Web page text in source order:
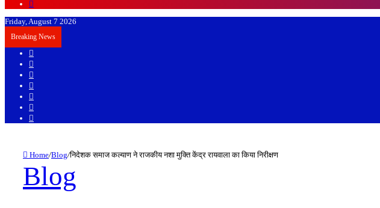
Article
Friday, August 7 2026
Breaking News
Home/Blog/निदेशक समाज कल्याण ने राजकीय नशा मुक्ति केंद्र रायवाला का किया निरीक्षण
Blog